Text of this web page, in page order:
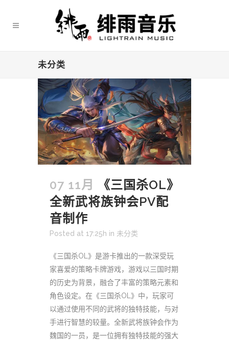
未分类
07 11月
《三国杀OL》
全新武将族钟会PV配
音制作
Posted at 17:25h in 未分类
《三国杀OL》是游卡推出的一款深受玩
家喜爱的策略卡牌游戏，游戏以三国时期
的历史为背景，融合了丰富的策略元素和
角色设定。在《三国杀OL》中，玩家可
以通过使用不同的武将的独特技能，与对
手进行智慧的较量。全新武将族钟会作为
魏国的一员，是一位拥有独特技能的强大